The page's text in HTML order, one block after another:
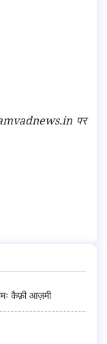
पर
कैफ़ी आज़मी